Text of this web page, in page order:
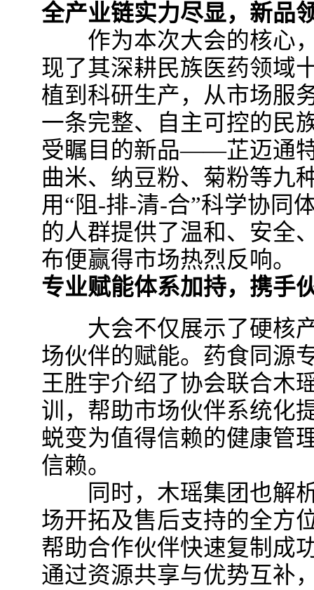
全产业链实力尽显，新品
作为本次大会的核心，
现了其深耕民族医药领域
植到科研生产，从市场服
一条完整、自主可控的民
受瞩目的新品——芷迈通
曲米、纳豆粉、菊粉等九
用“阻-排-清-合”科学协同
的人群提供了温和、安全
布便赢得市场热烈反响。
专业赋能体系加持，携手
大会不仅展示了硬核产
场伙伴的赋能。药食同源
王胜宇介绍了协会联合木
训，帮助市场伙伴系统化
蜕变为值得信赖的健康管
信赖。
同时，木瑶集团也解析
场开拓及售后支持的全方
帮助合作伙伴快速复制成
通过资源共享与优势互补